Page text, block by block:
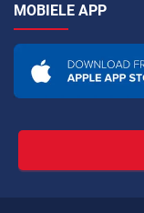
MOBIELE APP